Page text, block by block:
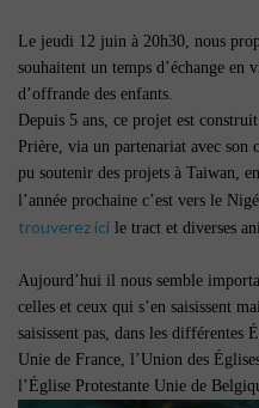
Le jeudi 12 juin à 20h30, nous
souhaitent un temps d’échange
d’offrande des enfants.
Depuis 5 ans, ce projet est
Prière, via un partenariat avec son
pu soutenir des projets à Taiwan,
l’année prochaine c’est vers le
trouverez ici le tract et diverses
Aujourd’hui il nous semble
celles et ceux qui s’en saisissent
saisissent pas, dans les différentes
Unie de France, l’Union des
l’Église Protestante Unie de